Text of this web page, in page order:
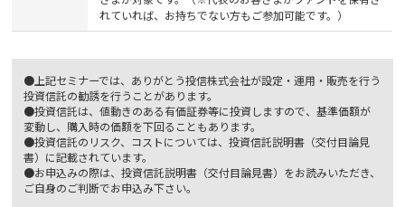
れていれば、お持ちでない方もご参加可能です。）
●上記セミナーでは、ありがとう投信株式会社が設定・運用・販売を行う
投資信託の勧誘を行うことがあります。
●投資信託は、値動きのある有価証券等に投資しますので、基準価額が
変動し、購入時の価額を下回ることもあります。
●投資信託のリスク、コストについては、投資信託説明書（交付目論見
書）に記載されています。
●お申込みの際は、投資信託説明書（交付目論見書）をお読みいただき、
ご自身のご判断でお申込み下さい。